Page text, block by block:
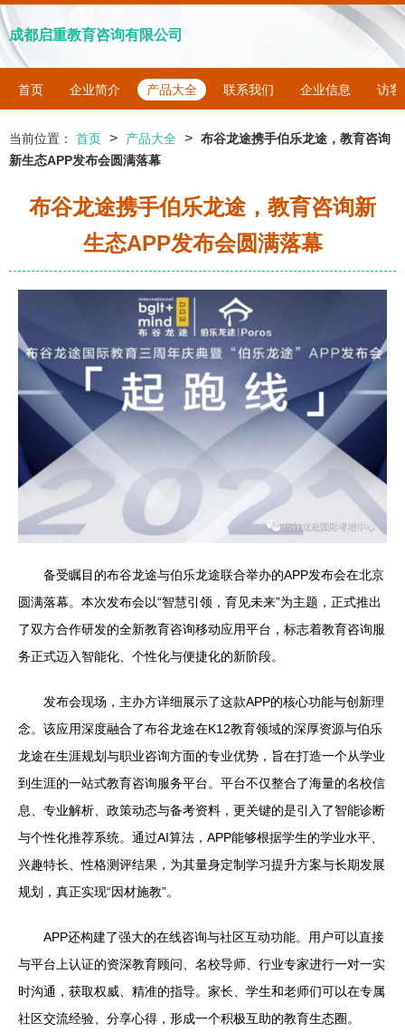
成都启重教育咨询有限公司
首页 企业简介 产品大全 联系我们 企业信息 访客
当前位置： 首页 > 产品大全 > 布谷龙途携手伯乐龙途，教育咨询
新生态APP发布会圆满落幕
布谷龙途携手伯乐龙途，教育咨询新
生态APP发布会圆满落幕
备受瞩目的布谷龙途与伯乐龙途联合举办的APP发布会在北京
圆满落幕。本次发布会以“智慧引领，育见未来”为主题，正式推出
了双方合作研发的全新教育咨询移动应用平台，标志着教育咨询服
务正式迈入智能化、个性化与便捷化的新阶段。
发布会现场，主办方详细展示了这款APP的核心功能与创新理
念。该应用深度融合了布谷龙途在K12教育领域的深厚资源与伯乐
龙途在生涯规划与职业咨询方面的专业优势，旨在打造一个从学业
到生涯的一站式教育咨询服务平台。平台不仅整合了海量的名校信
息、专业解析、政策动态与备考资料，更关键的是引入了智能诊断
与个性化推荐系统。通过AI算法，APP能够根据学生的学业水平、
兴趣特长、性格测评结果，为其量身定制学习提升方案与长期发展
规划，真正实现“因材施教”。
APP还构建了强大的在线咨询与社区互动功能。用户可以直接
与平台上认证的资深教育顾问、名校导师、行业专家进行一对一实
时沟通，获取权威、精准的指导。家长、学生和老师们可以在专属
社区交流经验、分享心得，形成一个积极互助的教育生态圈。